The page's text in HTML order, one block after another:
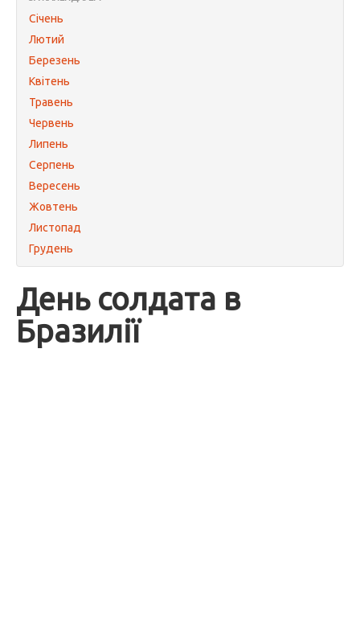
Січень
Лютий
Березень
Квітень
Травень
Червень
Липень
Серпень
Вересень
Жовтень
Листопад
Грудень
День солдата в
Бразилії